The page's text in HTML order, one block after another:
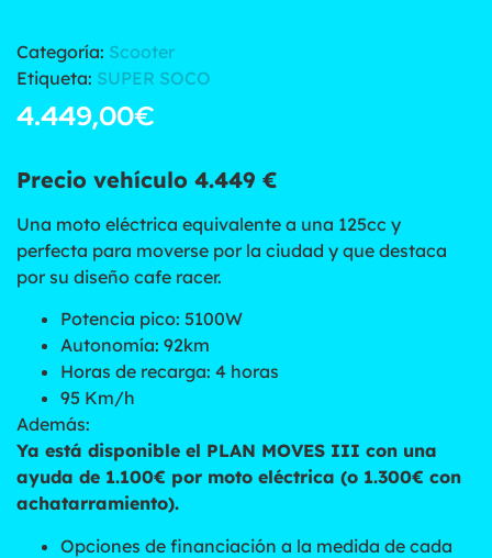
Categoría: Scooter
Etiqueta: SUPER SOCO
4.449,00€
Precio vehículo 4.449 €
Una moto eléctrica equivalente a una 125cc y
perfecta para moverse por la ciudad y que destaca
por su diseño cafe racer.
Potencia pico: 5100W
Autonomía: 92km
Horas de recarga: 4 horas
95 Km/h
Además:
Ya está disponible el PLAN MOVES III con una
ayuda de 1.100€ por moto eléctrica (o 1.300€ con
achatarramiento).
Opciones de financiación a la medida de cada